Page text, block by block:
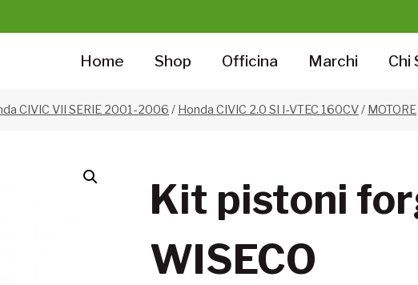
Home Shop Officina Marchi Chi
CIVIC VII SERIE 2001-2006 / Honda CIVIC 2.0 SI I-VTEC 160CV/ MOTORE
Kit pistoni
WISECO